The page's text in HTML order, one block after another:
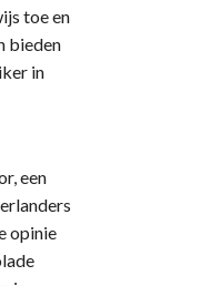
toe en
bieden
in
een
opinie